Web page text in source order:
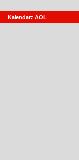
Kalendarz AOL